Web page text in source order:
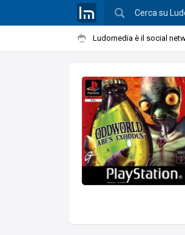
Ludomedia è il social